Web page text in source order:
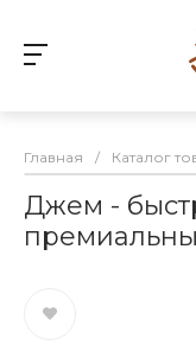
Главная / Каталог
Джем -